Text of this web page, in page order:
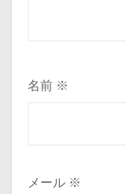
名前 ※
メール ※